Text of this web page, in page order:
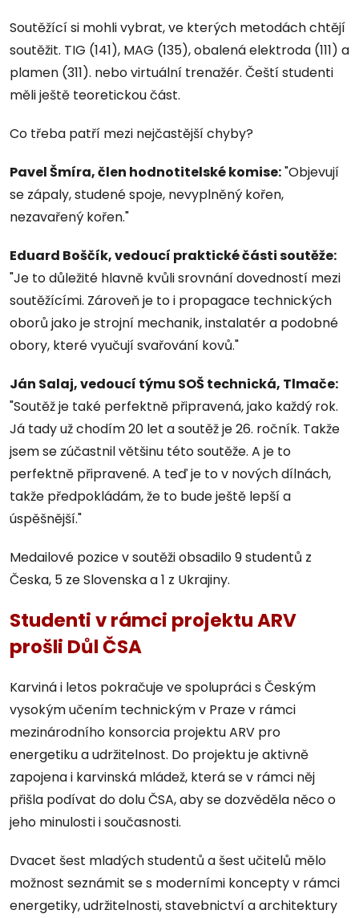
Soutěžící si mohli vybrat, ve kterých metodách chtějí
soutěžit. TIG (141), MAG (135), obalená elektroda (111) a
plamen (311). nebo virtuální trenažér. Čeští studenti
měli ještě teoretickou část.
Co třeba patří mezi nejčastější chyby?
Pavel Šmíra, člen hodnotitelské komise:"Objevují
se zápaly, studené spoje, nevyplněný kořen,
nezavařený kořen."
Eduard Boščík, vedoucí praktické části soutěže:
"Je to důležité hlavně kvůli srovnání dovedností mezi
soutěžícími. Zároveň je to i propagace technických
oborů jako je strojní mechanik, instalatér a podobné
obory, které vyučují svařování kovů."
Ján Salaj, vedoucí týmu SOŠ technická, Tlmače:
"Soutěž je také perfektně připravená, jako každý rok.
Já tady už chodím 20 let a soutěž je 26. ročník. Takže
jsem se zúčastnil většinu této soutěže. A je to
perfektně připravené. A teď je to v nových dílnách,
takže předpokládám, že to bude ještě lepší a
úspěšnější."
Medailové pozice v soutěži obsadilo 9 studentů z
Česka, 5 ze Slovenska a 1 z Ukrajiny.
Studenti v rámci projektu ARV
prošli Důl ČSA
Karviná i letos pokračuje ve spolupráci s Českým
vysokým učením technickým v Praze v rámci
mezinárodního konsorcia projektu ARV pro
energetiku a udržitelnost. Do projektu je aktivně
zapojena i karvinská mládež, která se v rámci něj
přišla podívat do dolu ČSA, aby se dozvěděla něco o
jeho minulosti i současnosti.
Dvacet šest mladých studentů a šest učitelů mělo
možnost seznámit se s moderními koncepty v rámci
energetiky, udržitelnosti, stavebnictví a architektury